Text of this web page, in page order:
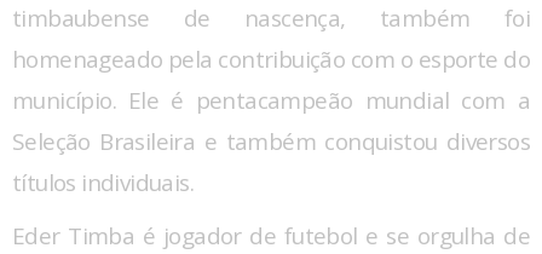
timbaubense de nascença, também foi
homenageado pela contribuição com o esporte do
município. Ele é pentacampeão mundial com a
Seleção Brasileira e também conquistou diversos
títulos individuais.
Eder Timba é jogador de futebol e se orgulha de